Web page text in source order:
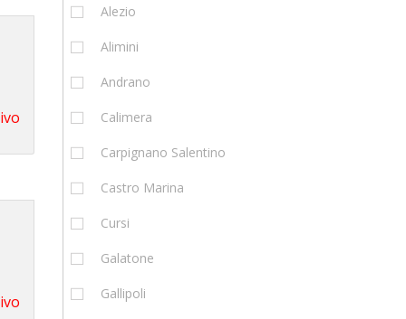
Alezio
Alimini
Andrano
Calimera
Carpignano Salentino
Castro Marina
Cursi
Galatone
Gallipoli